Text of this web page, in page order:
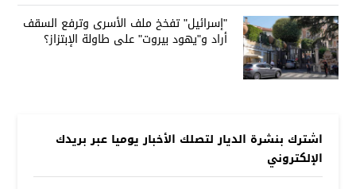
"إسرائيل" تفخخ ملف الأسرى وترفع السقف
أراد و"يهود بيروت" على طاولة الإبتزاز؟
اشترك بنشرة الديار لتصلك الأخبار يوميا عبر بريدك
الإلكتروني